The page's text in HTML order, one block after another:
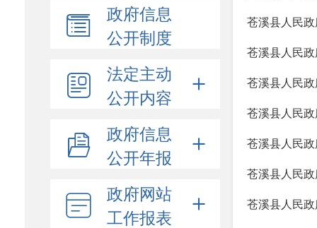
政府信息
公开制度
法定主动
公开内容
政府信息
公开年报
政府网站
工作报表
苍溪县人民
苍溪县人民
苍溪县人民
苍溪县人民
苍溪县人民
苍溪县人民
苍溪县人民